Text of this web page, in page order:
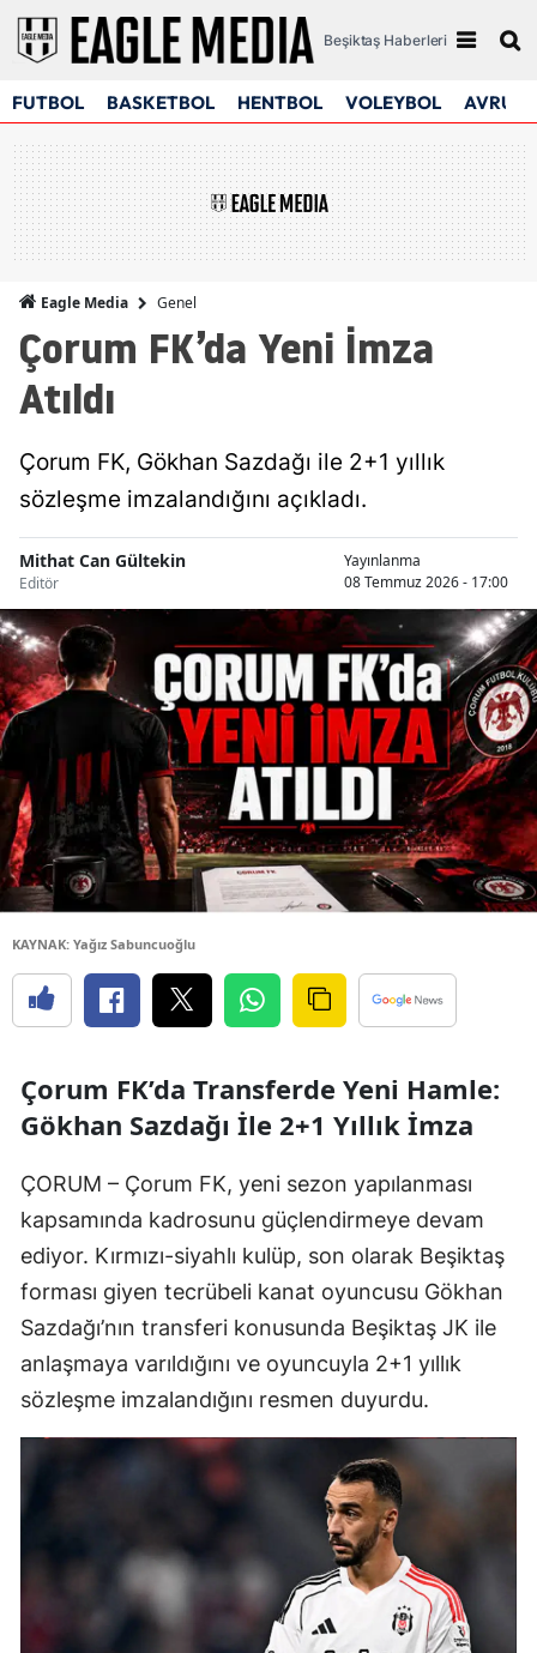
Beşiktaş Haberleri
FUTBOL BASKETBOL HENTBOL VOLEYBOL
Eagle Media Genel
Çorum FK’da Yeni İmza
Atıldı
Çorum FK, Gökhan Sazdağı ile 2+1 yıllık
sözleşme imzalandığını açıkladı.
Mithat Can Gültekin
Editör
Yayınlanma
08 Temmuz 2026 - 17:00
KAYNAK: Yağız Sabuncuoğlu
Çorum FK’da Transferde Yeni Hamle:
Gökhan Sazdağı İle 2+1 Yıllık İmza
ÇORUM – Çorum FK, yeni sezon yapılanması
kapsamında kadrosunu güçlendirmeye devam
ediyor. Kırmızı-siyahlı kulüp, son olarak Beşiktaş
forması giyen tecrübeli kanat oyuncusu Gökhan
Sazdağı’nın transferi konusunda Beşiktaş JK ile
anlaşmaya varıldığını ve oyuncuyla 2+1 yıllık
sözleşme imzalandığını resmen duyurdu.